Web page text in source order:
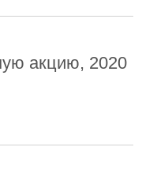
акцию, 2020